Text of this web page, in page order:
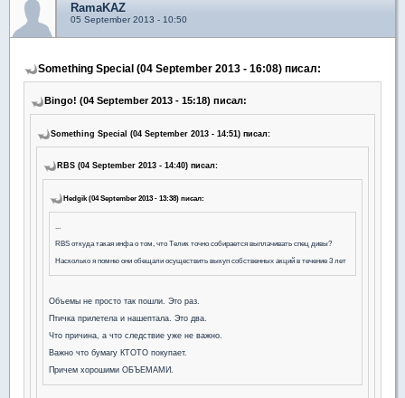
RamaKAZ
05 September 2013 - 10:50
Something Special (04 September 2013 - 16:08) писал:
Bingo! (04 September 2013 - 15:18) писал:
Something Special (04 September 2013 - 14:51) писал:
RBS (04 September 2013 - 14:40) писал:
Hedgik (04 September 2013 - 13:38) писал:
...
RBS откуда такая инфа о том, что Телик точно собирается выплачивать спец дивы?
Насколько я помню они обещали осуществить выкуп собственных акций в течение 3 лет
Объемы не просто так пошли. Это раз.
Птичка прилетела и нашептала. Это два.
Что причина, а что следствие уже не важно.
Важно что бумагу КТОТО покупает.
Причем хорошими ОБЪЕМАМИ.